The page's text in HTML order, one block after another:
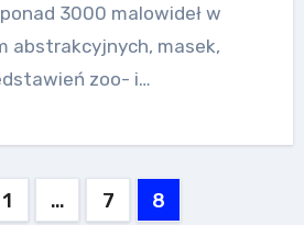
3000 malowideł w
abstrakcyjnych, masek,
zoo- i…
1 … 7 8